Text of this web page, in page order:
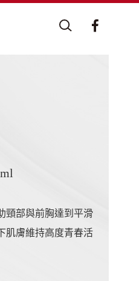
頸部與前胸達到平滑
肌膚維持高度青春活